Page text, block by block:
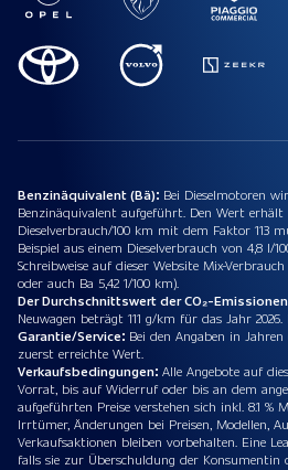
Benzinäquivalent (Bä): Bei Dieselmotoren
Benzinäquivalent aufgeführt. Den Wert
Dieselverbrauch/100 km mit dem Faktor 113
Beispiel aus einem Dieselverbrauch von 4,8 l/
Schreibweise auf dieser Website Mix-
oder auch Ba 5,42 1/100 km).
Der Durchschnittswert der CO₂-Emissionen
Neuwagen beträgt 111 g/km für das Jahr
Garantie/Service: Bei den Angaben in
zuerst erreichte Wert.
Verkaufsbedingungen: Alle Angebote auf
Vorrat, bis auf Widerruf oder bis an dem
aufgeführten Preise verstehen sich inkl. 8.1 %
Irrtümer, Änderungen bei Preisen, Modellen,
Verkaufsaktionen bleiben vorbehalten. Eine
falls sie zur Überschuldung der Konsumentin